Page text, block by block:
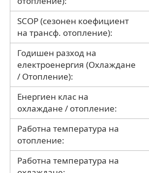
SCOP (сезонен коефициент
на трансф. отопление):
Годишен разход на
електроенергия (Охлаждане
/ Отопление):
Енергиен клас на
охлаждане / отопление:
Работна температура на
отопление:
Работна температура на